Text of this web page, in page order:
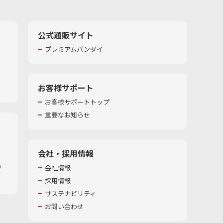
公式通販サイト
プレミアムバンダイ
お客様サポート
お客様サポートトップ
重要なお知らせ
会社・採用情報
会社情報
採用情報
サステナビリティ
お問い合わせ